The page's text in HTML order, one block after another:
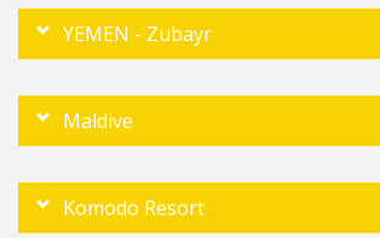
YEMEN - Zubayr
Maldive
Komodo Resort